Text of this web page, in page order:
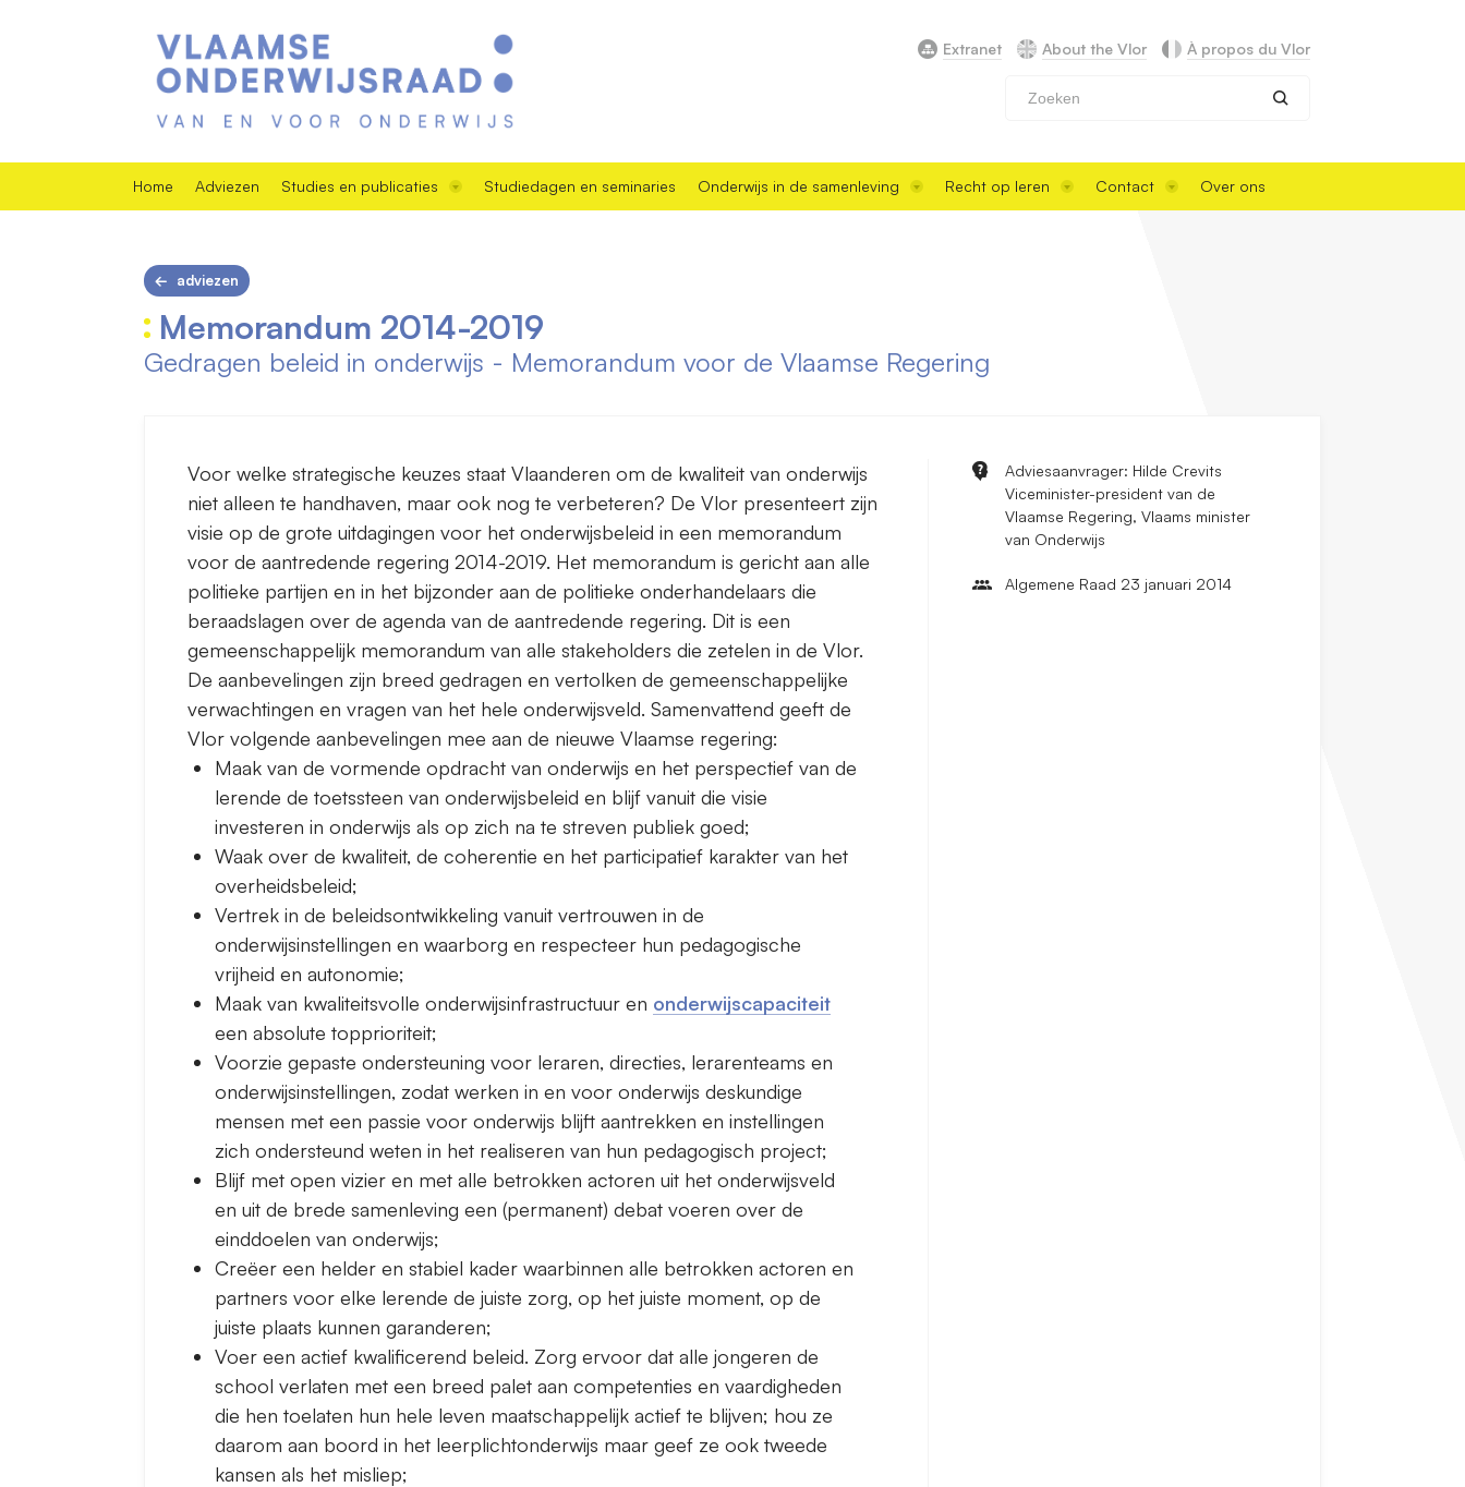
Extranet About the Vlor À propos du Vlor
Home Adviezen Studies en publicaties Studiedagen en seminaries Onderwijs in de samenleving Recht op leren Contact Over ons
adviezen
Memorandum 2014-2019
Gedragen beleid in onderwijs - Memorandum voor de Vlaamse Regering
Voor welke strategische keuzes staat Vlaanderen om de kwaliteit van onderwijs
niet alleen te handhaven, maar ook nog te verbeteren? De Vlor presenteert zijn
visie op de grote uitdagingen voor het onderwijsbeleid in een memorandum
voor de aantredende regering 2014-2019. Het memorandum is gericht aan alle
politieke partijen en in het bijzonder aan de politieke onderhandelaars die
beraadslagen over de agenda van de aantredende regering. Dit is een
gemeenschappelijk memorandum van alle stakeholders die zetelen in de Vlor.
De aanbevelingen zijn breed gedragen en vertolken de gemeenschappelijke
verwachtingen en vragen van het hele onderwijsveld. Samenvattend geeft de
Vlor volgende aanbevelingen mee aan de nieuwe Vlaamse regering:
Maak van de vormende opdracht van onderwijs en het perspectief van de
lerende de toetssteen van onderwijsbeleid en blijf vanuit die visie
investeren in onderwijs als op zich na te streven publiek goed;
Waak over de kwaliteit, de coherentie en het participatief karakter van het
overheidsbeleid;
Vertrek in de beleidsontwikkeling vanuit vertrouwen in de
onderwijsinstellingen en waarborg en respecteer hun pedagogische
vrijheid en autonomie;
Maak van kwaliteitsvolle onderwijsinfrastructuur en onderwijscapaciteit
een absolute topprioriteit;
Voorzie gepaste ondersteuning voor leraren, directies, lerarenteams en
onderwijsinstellingen, zodat werken in en voor onderwijs deskundige
mensen met een passie voor onderwijs blijft aantrekken en instellingen
zich ondersteund weten in het realiseren van hun pedagogisch project;
Blijf met open vizier en met alle betrokken actoren uit het onderwijsveld
en uit de brede samenleving een (permanent) debat voeren over de
einddoelen van onderwijs;
Creëer een helder en stabiel kader waarbinnen alle betrokken actoren en
partners voor elke lerende de juiste zorg, op het juiste moment, op de
juiste plaats kunnen garanderen;
Voer een actief kwalificerend beleid. Zorg ervoor dat alle jongeren de
school verlaten met een breed palet aan competenties en vaardigheden
die hen toelaten hun hele leven maatschappelijk actief te blijven; hou ze
daarom aan boord in het leerplichtonderwijs maar geef ze ook tweede
kansen als het misliep;
Adviesaanvrager: Hilde Crevits
Viceminister-president van de
Vlaamse Regering, Vlaams minister
van Onderwijs
Algemene Raad 23 januari 2014